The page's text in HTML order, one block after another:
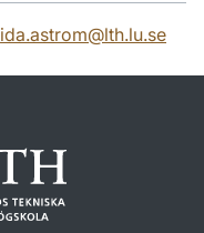
ida.astrom@lth.lu.se